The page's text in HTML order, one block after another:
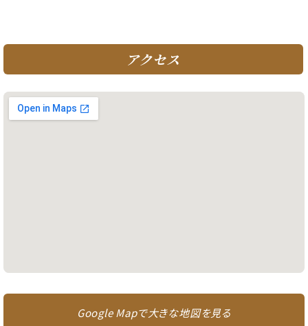
アクセス
Google Mapで大きな地図を見る